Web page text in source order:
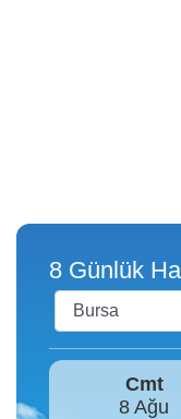
8 Günlük
Paz
9 Ağu